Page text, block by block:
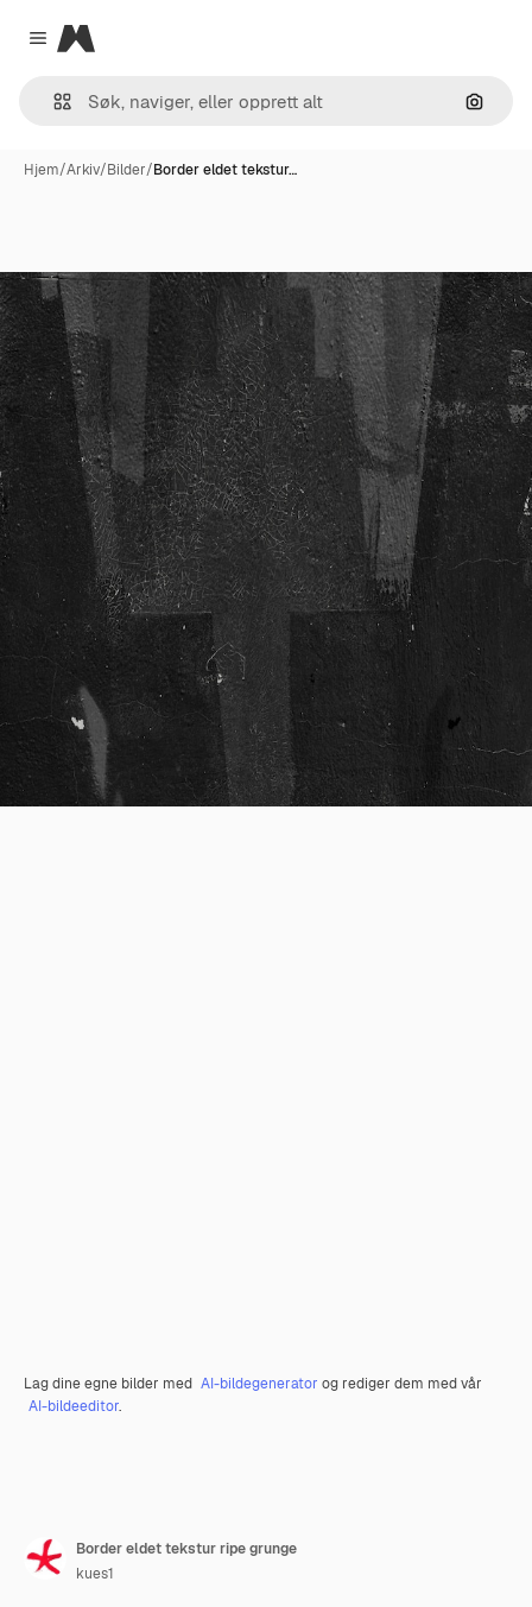
Close menu
Magnific
Søk
Hjem/Arkiv/Bilder/Border eldet tekstur…
Lag dine egne bilder med AI-bildegenerator og rediger dem med vår
AI-bildeeditor.
Border eldet tekstur ripe grunge
kues1